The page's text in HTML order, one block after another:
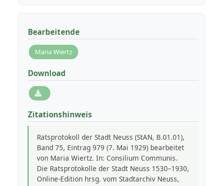
Bearbeitende
Maria Wiertz
Download
Zitationshinweis
Ratsprotokoll der Stadt Neuss (StAN, B.01.01),
Band 75, Eintrag 979 (7. Mai 1929) bearbeitet
von Maria Wiertz. In: Consilium Communis.
Die Ratsprotokolle der Stadt Neuss 1530–1930,
Online-Edition hrsg. vom Stadtarchiv Neuss,